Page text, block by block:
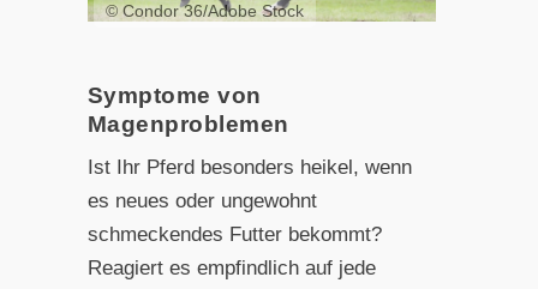
© Condor 36/Adobe Stock
Symptome von
Magenproblemen
Ist Ihr Pferd besonders heikel, wenn
es neues oder ungewohnt
schmeckendes Futter bekommt?
Reagiert es empfindlich auf jede